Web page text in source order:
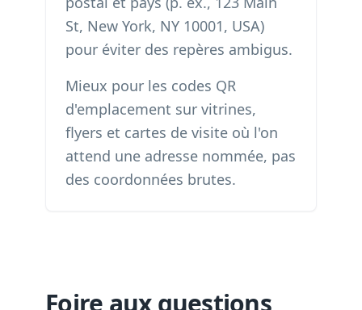
St, New York, NY 10001, USA)
pour éviter des repères ambigus.
Mieux pour les codes QR
d'emplacement sur vitrines,
flyers et cartes de visite où l'on
attend une adresse nommée, pas
des coordonnées brutes.
Foire aux questions